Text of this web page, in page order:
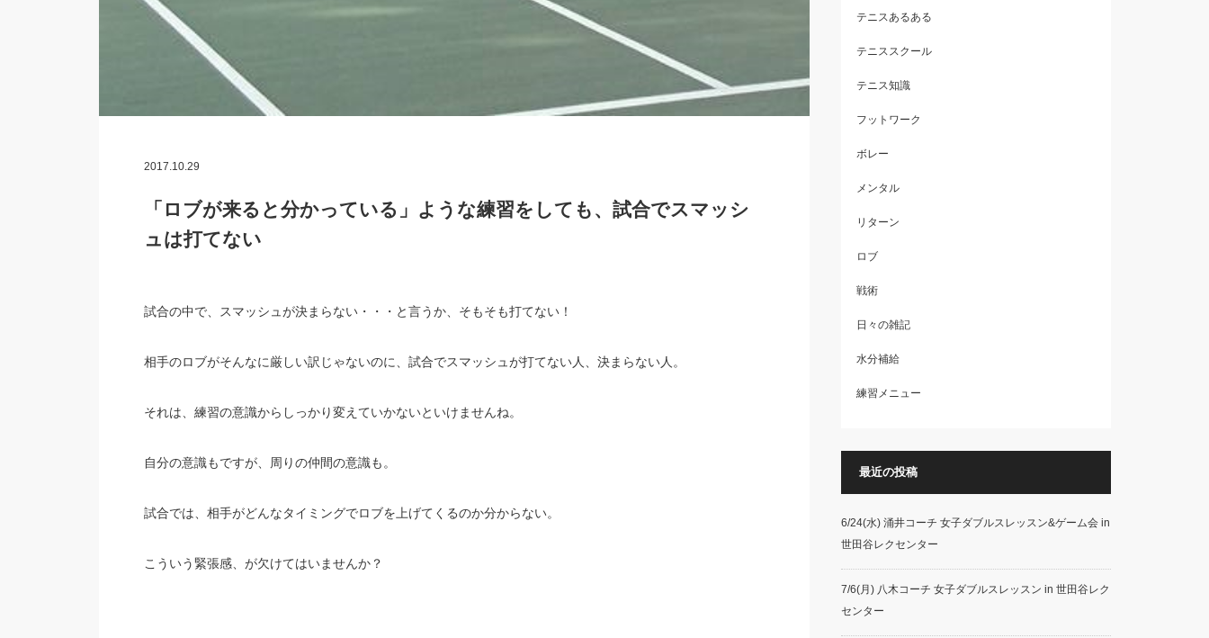
2017.10.29
「ロブが来ると分かっている」ような練習をしても、試合でスマッシ
ュは打てない
試合の中で、スマッシュが決まらない・・・と言うか、そもそも打てない！
相手のロブがそんなに厳しい訳じゃないのに、試合でスマッシュが打てない人、決まらない人。
それは、練習の意識からしっかり変えていかないといけませんね。
自分の意識もですが、周りの仲間の意識も。
試合では、相手がどんなタイミングでロブを上げてくるのか分からない。
こういう緊張感、が欠けてはいませんか？
テニスあるある
テニススクール
テニス知識
フットワーク
ボレー
メンタル
リターン
ロブ
戦術
日々の雑記
水分補給
練習メニュー
最近の投稿
6/24(水) 涌井コーチ 女子ダブルスレッスン&ゲーム会 in
世田谷レクセンター
7/6(月) 八木コーチ 女子ダブルスレッスン in 世田谷レク
センター